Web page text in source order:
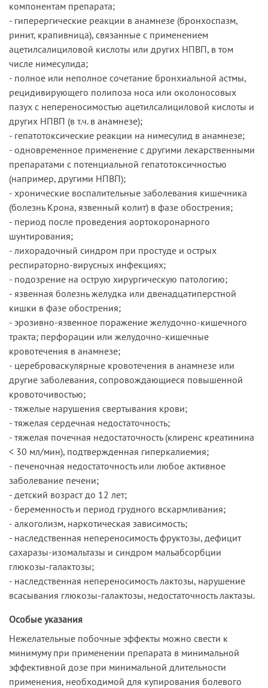
компонентам препарата;
- гиперергические реакции в анамнезе (бронхоспазм,
ринит, крапивница), связанные с применением
ацетилсалициловой кислоты или других НПВП, в том
числе нимесулида;
- полное или неполное сочетание бронхиальной астмы,
рецидивирующего полипоза носа или околоносовых
пазух с непереносимостью ацетилсалициловой кислоты и
других НПВП (в т.ч. в анамнезе);
- гепатотоксические реакции на нимесулид в анамнезе;
- одновременное применение с другими лекарственными
препаратами с потенциальной гепатотоксичностью
(например, другими НПВП);
- хронические воспалительные заболевания кишечника
(болезнь Крона, язвенный колит) в фазе обострения;
- период после проведения аортокоронарного
шунтирования;
- лихорадочный синдром при простуде и острых
респираторно-вирусных инфекциях;
- подозрение на острую хирургическую патологию;
- язвенная болезнь желудка или двенадцатиперстной
кишки в фазе обострения;
- эрозивно-язвенное поражение желудочно-кишечного
тракта; перфорации или желудочно-кишечные
кровотечения в анамнезе;
- цереброваскулярные кровотечения в анамнезе или
другие заболевания, сопровождающиеся повышенной
кровоточивостью;
- тяжелые нарушения свертывания крови;
- тяжелая сердечная недостаточность;
- тяжелая почечная недостаточность (клиренс креатинина
< 30 мл/мин), подтвержденная гиперкалиемия;
- печеночная недостаточность или любое активное
заболевание печени;
- детский возраст до 12 лет;
- беременность и период грудного вскармливания;
- алкоголизм, наркотическая зависимость;
- наследственная непереносимость фруктозы, дефицит
сахаразы-изомальтазы и синдром мальабсорбции
глюкозы-галактозы;
- наследственная непереносимость лактозы, нарушение
всасывания глюкозы-галактозы, недостаточность лактазы.
Особые указания
Нежелательные побочные эффекты можно свести к
минимуму при применении препарата в минимальной
эффективной дозе при минимальной длительности
применения, необходимой для купирования болевого